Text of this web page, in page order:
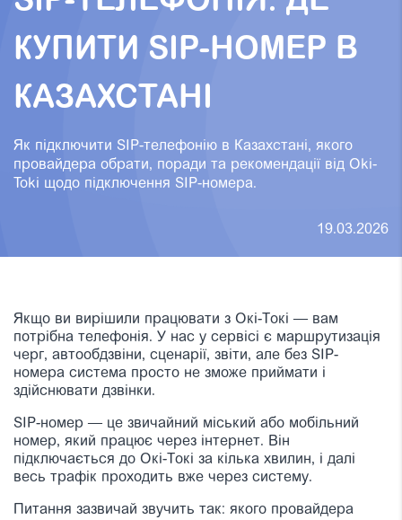
19.03.2026
КУПИТИ SIP-НОМЕР В
КАЗАХСТАНІ
Як підключити SIP-телефонію в Казахстані, якого
провайдера обрати, поради та рекомендації від Oki-
Toki щодо підключення SIP-номера.
Якщо ви вирішили працювати з Окі-Токі — вам
потрібна телефонія. У нас у сервісі є маршрутизація
черг, автообдзвiни, сценарії, звіти, але без SIP-
номера система просто не зможе приймати і
здійснювати дзвінки.
SIP-номер — це звичайний міський або мобільний
номер, який працює через інтернет. Він
підключається до Окі-Токі за кілька хвилин, і далі
весь трафік проходить вже через систему.
Питання зазвичай звучить так: якого провайдера